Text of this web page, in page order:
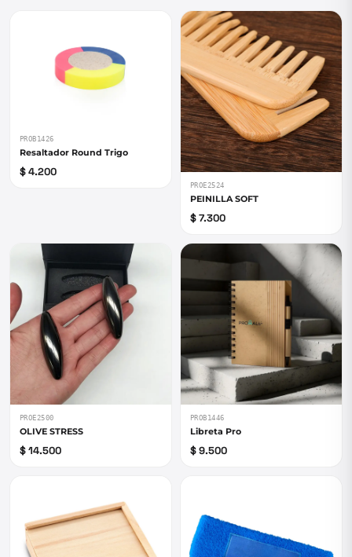
PROB1426
Resaltador Round Trigo
$ 4.200
PROE2524
PEINILLA SOFT
$ 7.300
PROE2500
OLIVE STRESS
$ 14.500
PROB1446
Libreta Pro
$ 9.500